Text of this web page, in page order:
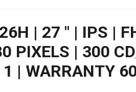
| 27 " | IPS |
PIXELS | 300
| WARRANTY